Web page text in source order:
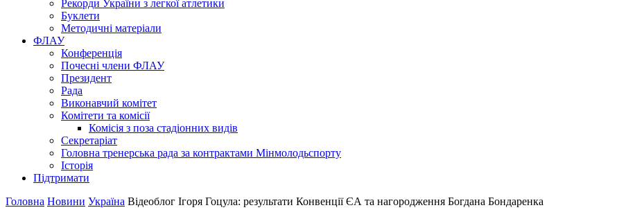
Рекорди України з легкої атлетики
Буклети
Методичні матеріали
ФЛАУ
Конференція
Почесні члени ФЛАУ
Президент
Рада
Виконавчий комітет
Комітети та комісії
Комісія з поза стадіонних видів
Секретаріат
Головна тренерська рада за контрактами Мінмолодьспорту
Історія
Підтримати
Головна Новини Україна Відеоблог Ігоря Гоцула: результати Конвенції ЄА та нагородження Богдана Бондаренка